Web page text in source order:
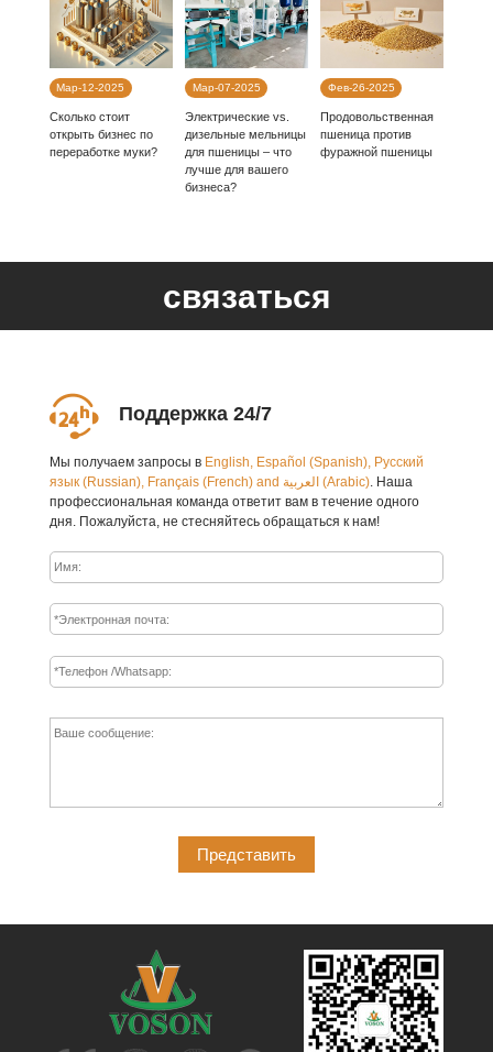
Мар-12-2025
Сколько стоит
открыть бизнес по
переработке муки?
Мар-07-2025
Электрические vs.
дизельные мельницы
для пшеницы – что
лучше для вашего
бизнеса?
Фев-26-2025
Продовольственная
пшеница против
фуражной пшеницы
связаться
Поддержка 24/7
Мы получаем запросы в English, Español (Spanish), Русский
язык (Russian), Français (French) and العربية (Arabic). Наша
профессиональная команда ответит вам в течение одного
дня. Пожалуйста, не стесняйтесь обращаться к нам!
Представить